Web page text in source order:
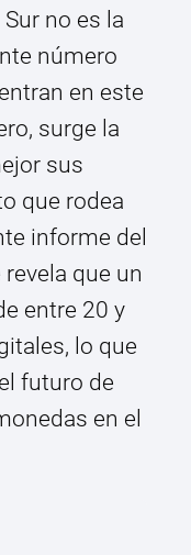
no es la
número
en este
surge la
sus
que rodea
informe del
que un
entre 20 y
lo que
futuro de
en el